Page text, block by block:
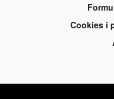
Cookies i